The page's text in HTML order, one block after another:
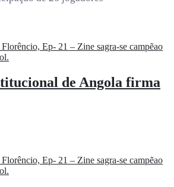
de Angola firma